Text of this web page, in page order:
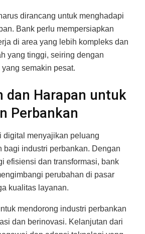
dirancang untuk menghadapi
Bank perlu mempersiapkan
di area yang lebih kompleks dan
yang tinggi, seiring dengan
semakin pesat.
dan Harapan untuk
Perbankan
digital menyajikan peluang
bagi industri perbankan. Dengan
efisiensi dan transformasi, bank
perubahan di pasar
kualitas layanan.
mendorong industri perbankan
dan berinovasi. Kelanjutan dari